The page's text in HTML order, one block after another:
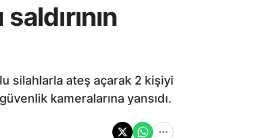
silahlarla ateş açarak 2 kişiyi
kameralarına yansıdı.